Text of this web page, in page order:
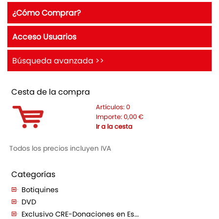
¿Cómo Comprar?
Acceso Usuarios
Búsqueda avanzada >>
Cesta de la compra
Artículos: 0
Importe: 0,00 €
Ir a la cesta
Todos los precios incluyen IVA
Categorías
Botiquines
DVD
Exclusivo CRE-Donaciones en Es...